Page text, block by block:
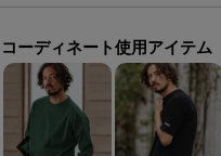
コーディネート使用アイテム